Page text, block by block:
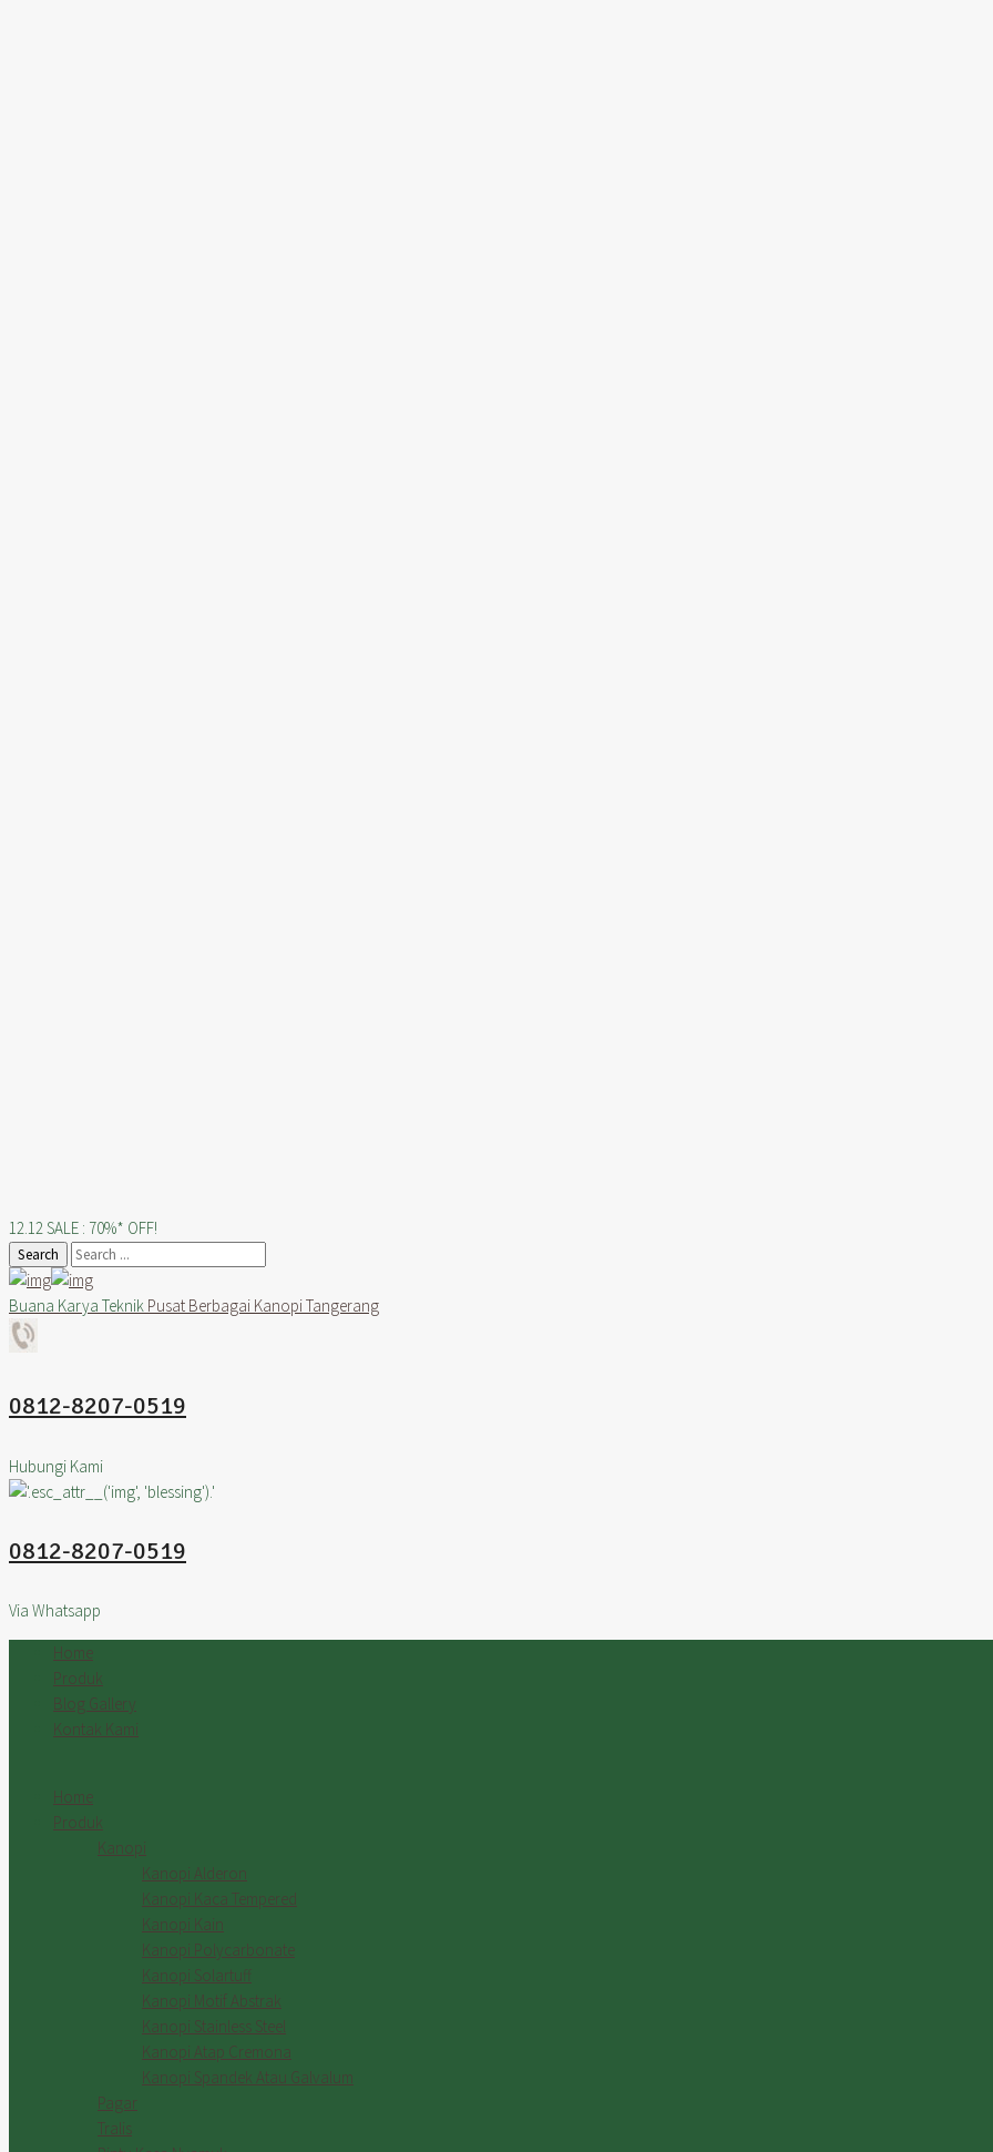
12.12 SALE : 70%* OFF!
Search
Buana Karya Teknik Pusat Berbagai Kanopi Tangerang
0812-8207-0519
Hubungi Kami
0812-8207-0519
Via Whatsapp
Home
Produk
Blog Gallery
Kontak Kami
Home
Produk
Kanopi
Kanopi Alderon
Kanopi Kaca Tempered
Kanopi Kain
Kanopi Polycarbonate
Kanopi Solartuff
Kanopi Motif Abstrak
Kanopi Stainless Steel
Kanopi Atap Cremona
Kanopi Spandek Atau Galvalum
Pagar
Tralis